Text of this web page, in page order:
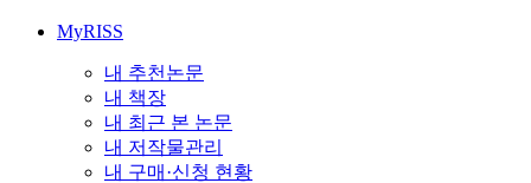
MyRISS
내 추천논문
내 책장
내 최근 본 논문
내 저작물관리
내 구매·신청 현황